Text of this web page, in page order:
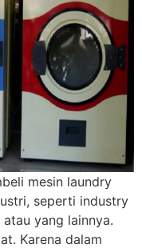
mesin laundry
seperti industry
yang lainnya.
Karena dalam